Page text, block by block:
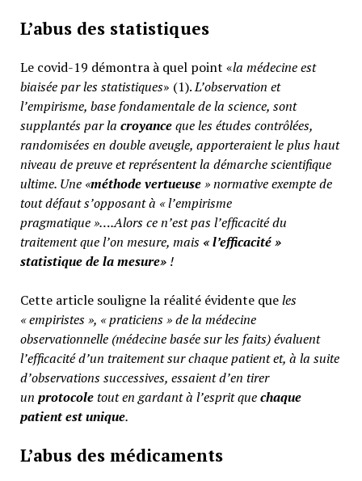
L’abus des statistiques
Le covid-19 démontra à quel point «la médecine est
biaisée par les statistiques» (1).L’observation et
l’empirisme, base fondamentale de la science, sont
supplantés par la croyanceque les études contrôlées,
randomisées en double aveugle, apporteraient le plus haut
niveau de preuve et représentent la démarche scientifique
ultime. Une «méthode vertueuse» normative exempte de
tout défaut s’opposant à « l’empirisme
pragmatique »….Alors ce n’est pas l’efficacité du
traitement que l’on mesure, mais «l’efficacité »
statistique de la mesure» !
Cette article souligne la réalité évidente queles
« empiristes », « praticiens » de la médecine
observationnelle (médecine basée sur les faits) évaluent
l’efficacité d’un traitement sur chaque patient et, à la suite
d’observations successives, essaient d’en tirer
un protocoletout en gardant à l’esprit quechaque
patient est unique.
L’abus des médicaments